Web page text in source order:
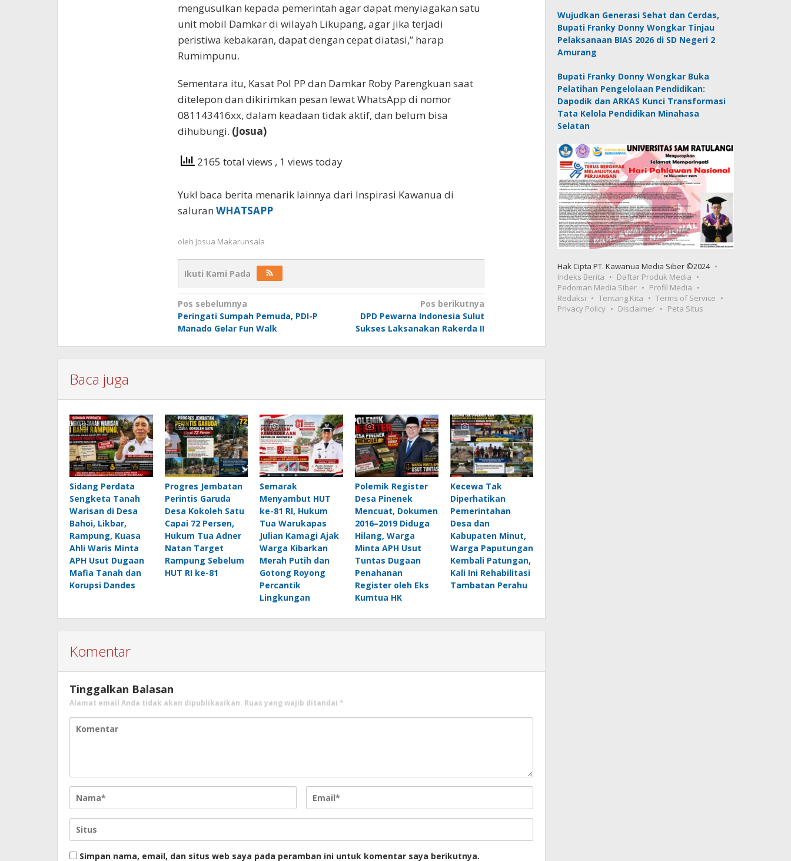
mengusulkan kepada pemerintah agar dapat menyiagakan satu
unit mobil Damkar di wilayah Likupang, agar jika terjadi
peristiwa kebakaran, dapat dengan cepat diatasi,” harap
Rumimpunu.
Sementara itu, Kasat Pol PP dan Damkar Roby Parengkuan saat
ditelepon dan dikirimkan pesan lewat WhatsApp di nomor
081143416xx, dalam keadaan tidak aktif, dan belum bisa
dihubungi. (Josua)
2165 total views , 1 views today
Yuk! baca berita menarik lainnya dari Inspirasi Kawanua di
saluran WHATSAPP
oleh Josua Makarunsala
Ikuti Kami Pada
Navigasi
pos
Pos sebelumnya
Peringati Sumpah Pemuda, PDI-P
Manado Gelar Fun Walk
Pos berikutnya
DPD Pewarna Indonesia Sulut
Sukses Laksanakan Rakerda II
Baca juga
Sidang Perdata
Sengketa Tanah
Warisan di Desa
Bahoi, Likbar,
Rampung, Kuasa
Ahli Waris Minta
APH Usut Dugaan
Mafia Tanah dan
Korupsi Dandes
Progres Jembatan
Perintis Garuda
Desa Kokoleh Satu
Capai 72 Persen,
Hukum Tua Adner
Natan Target
Rampung Sebelum
HUT RI ke-81
Semarak
Menyambut HUT
ke-81 RI, Hukum
Tua Warukapas
Julian Kamagi Ajak
Warga Kibarkan
Merah Putih dan
Gotong Royong
Percantik
Lingkungan
Polemik Register
Desa Pinenek
Mencuat, Dokumen
2016–2019 Diduga
Hilang, Warga
Minta APH Usut
Tuntas Dugaan
Penahanan
Register oleh Eks
Kumtua HK
Kecewa Tak
Diperhatikan
Pemerintahan
Desa dan
Kabupaten Minut,
Warga Paputungan
Kembali Patungan,
Kali Ini Rehabilitasi
Tambatan Perahu
Komentar
Tinggalkan Balasan
Alamat email Anda tidak akan dipublikasikan. Ruas yang wajib ditandai *
Simpan nama, email, dan situs web saya pada peramban ini untuk komentar saya berikutnya.
Wujudkan Generasi Sehat dan Cerdas,
Bupati Franky Donny Wongkar Tinjau
Pelaksanaan BIAS 2026 di SD Negeri 2
Amurang
Bupati Franky Donny Wongkar Buka
Pelatihan Pengelolaan Pendidikan:
Dapodik dan ARKAS Kunci Transformasi
Tata Kelola Pendidikan Minahasa
Selatan
Hak Cipta PT. Kawanua Media Siber ©2024
Indeks Berita
Daftar Produk Media
Pedoman Media Siber
Profil Media
Redaksi
Tentang Kita
Terms of Service
Privacy Policy
Disclaimer Peta Situs